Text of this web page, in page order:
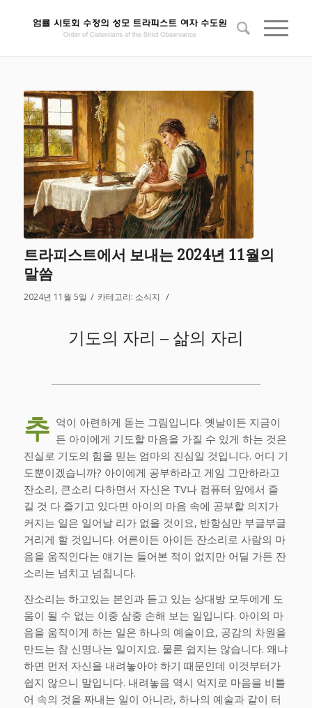
트라피스트에서 보내는 2024년 11월의
말씀
2024년 11월 5일 / 카테고리: 소식지 /
기도의 자리 – 삶의 자리
추 억이 아련하게 돋는 그림입니다. 옛날이든 지금이
든 아이에게 기도할 마음을 가질 수 있게 하는 것은
진실로 기도의 힘을 믿는 엄마의 진심일 것입니다. 어디 기
도뿐이겠습니까? 아이에게 공부하라고 게임 그만하라고
잔소리, 큰소리 다하면서 자신은 TV나 컴퓨터 앞에서 즐
길 것 다 즐기고 있다면 아이의 마음 속에 공부할 의지가
커지는 일은 일어날 리가 없을 것이요, 반항심만 부글부글
거리게 할 것입니다. 어른이든 아이든 잔소리로 사람의 마
음을 움직인다는 얘기는 들어본 적이 없지만 어딜 가든 잔
소리는 넘치고 넘칩니다.
잔소리는 하고있는 본인과 듣고 있는 상대방 모두에게 도
움이 될 수 없는 이중 삼중 손해 보는 일입니다. 아이의 마
음을 움직이게 하는 일은 하나의 예술이요, 공감의 차원을
만드는 참 신명나는 일이지요. 물론 쉽지는 않습니다. 왜냐
하면 먼저 자신을 내려놓아야 하기 때문인데 이것부터가
쉽지 않으니 말입니다. 내려놓음 역시 억지로 마음을 비틀
어 속의 것을 짜내는 일이 아니라, 하나의 예술과 같이 터